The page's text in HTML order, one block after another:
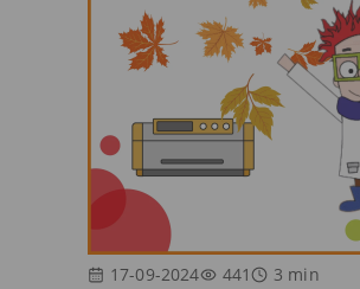
17-09-2024 441 3 min